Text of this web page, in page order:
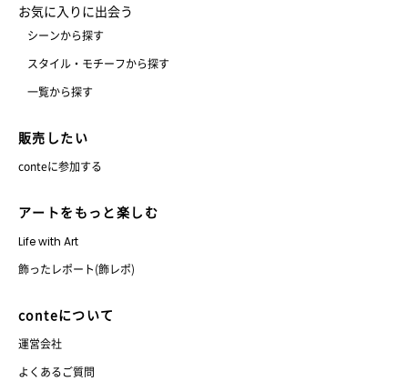
お気に入りに出会う
シーンから探す
スタイル・モチーフから探す
一覧から探す
販売したい
conteに参加する
アートをもっと楽しむ
Life with Art
飾ったレポート(飾レポ)
conteについて
運営会社
よくあるご質問